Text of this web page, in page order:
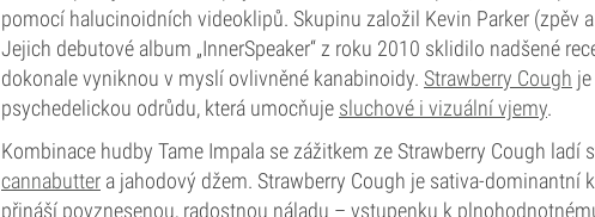
pomocí halucinoidních videoklipů. Skupinu založil Kevin Parker (zpěv
Jejich debutové album „InnerSpeaker“ z roku 2010 sklidilo nadšené
dokonale vyniknou v myslí ovlivněné kanabinoidy. Strawberry Cough
psychedelickou odrůdu, která umocňuje sluchové i vizuální vjemy.
Kombinace hudby Tame Impala se zážitkem ze Strawberry Cough ladí
cannabutter a jahodový džem. Strawberry Cough je sativa-dominantní
přináší povznesenou, radostnou náladu – vstupenku k